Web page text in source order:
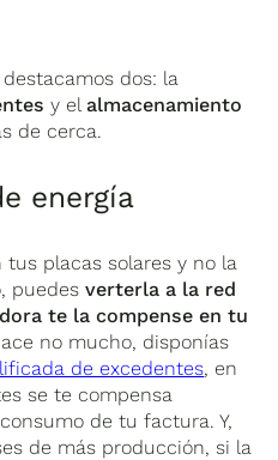
dos: la
y el almacenamiento
de cerca.
energía
placas solares y no la
puedesverterla a la red
te la compense en tu
no mucho, disponías
de excedentes, en
se te compensa
de tu factura. Y,
de más producción, si la